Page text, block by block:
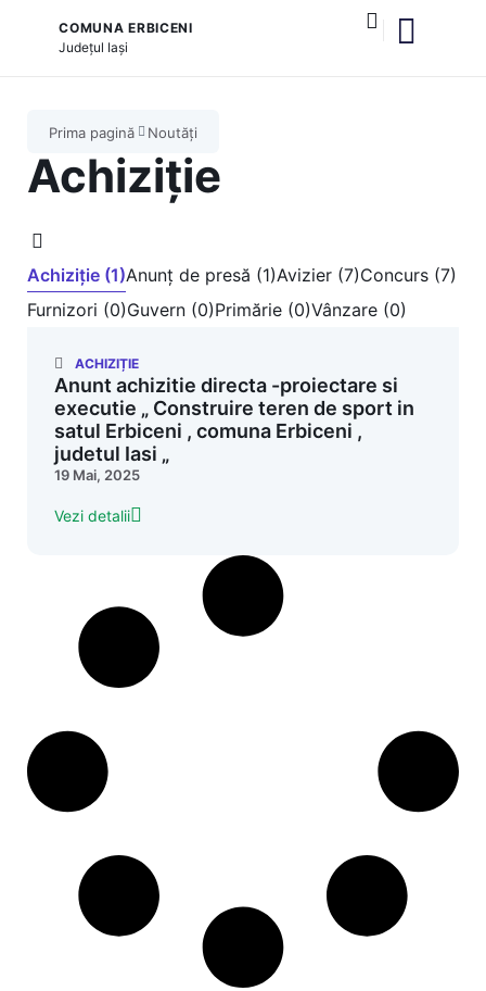
COMUNA ERBICENI
Județul Iași
Prima pagină Noutăți
Achiziție
Achiziție (1)Anunț de presă (1)Avizier (7)Concurs (7)
Furnizori (0)Guvern (0)Primărie (0)Vânzare (0)
ACHIZIȚIE
Anunt achizitie directa -proiectare si
executie „ Construire teren de sport in
satul Erbiceni , comuna Erbiceni ,
judetul Iasi „
19 Mai, 2025
Vezi detalii